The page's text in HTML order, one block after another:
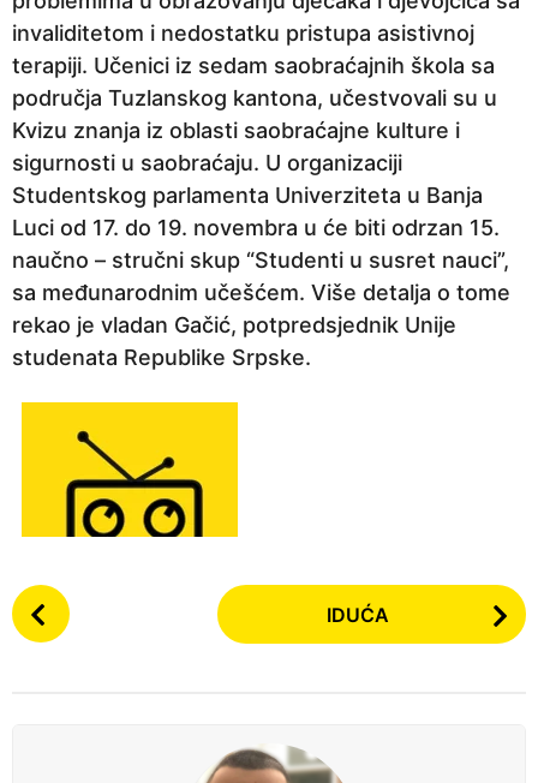
e
4
g
o
d
i
n
e
p
r
i
invaliditetom i nedostatku pristupa asistivnoj
terapiji. Učenici iz sedam saobraćajnih škola sa
područja Tuzlanskog kantona, učestvovali su u
Kvizu znanja iz oblasti saobraćajne kulture i
sigurnosti u saobraćaju. U organizaciji
Studentskog parlamenta Univerziteta u Banja
Luci od 17. do 19. novembra u će biti odrzan 15.
naučno – stručni skup “Studenti u susret nauci”,
sa međunarodnim učešćem. Više detalja o tome
rekao je vladan Gačić, potpredsjednik Unije
studenata Republike Srpske.
P
o
IDUĆA